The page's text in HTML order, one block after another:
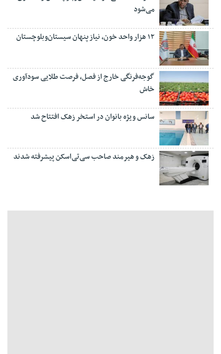
می‌شود
۱۲ هزار واحد خون، نیاز پنهان سیستان‌وبلوچستان
گوجه‌فرنگی خارج از فصل، فرصت طلایی سودآوری
خاش
سانس ویژه بانوان در استخر زهک افتتاح شد
زهک و هیرمند صاحب سی‌تی‌اسکن پیشرفته شدند